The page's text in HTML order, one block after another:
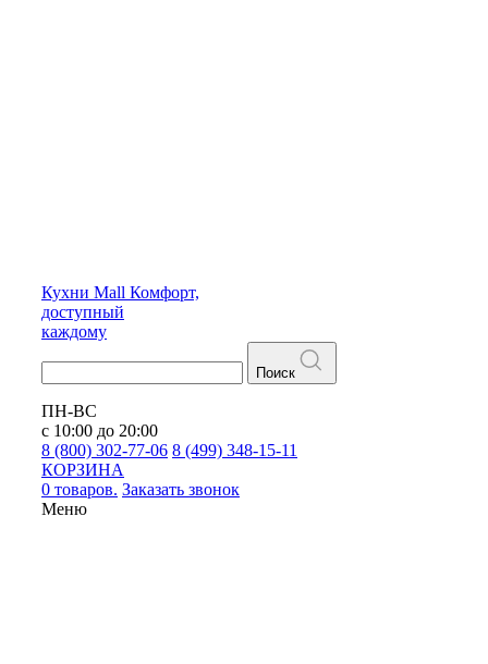
Кухни Mall Комфорт,
доступный
каждому
Поиск
ПН-ВС
с 10:00 до 20:00
8 (800) 302-77-06 8 (499) 348-15-11
КОРЗИНА
0 товаров. Заказать звонок
Меню